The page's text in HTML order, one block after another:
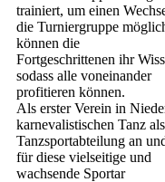
trainiert, um einen
die Turniergruppe
können die
Fortgeschrittenen ihr
sodass alle voneinander
profitieren können.
Als erster Verein in
karnevalistischen Tanz
Tanzsportabteilung an
für diese vielseitige und
wachsende Sportar